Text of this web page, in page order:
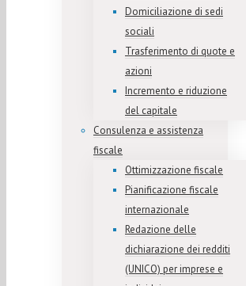
Domiciliazione di sedi
sociali
Trasferimento di quote e
azioni
Incremento e riduzione
del capitale
Consulenza e assistenza
fiscale
Ottimizzazione fiscale
Pianificazione fiscale
internazionale
Redazione delle
dichiarazione dei redditi
(UNICO) per imprese e